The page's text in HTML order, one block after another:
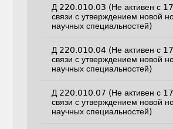
Д 220.010.03 (Не активен с
связи с утверждением новой
научных специальностей)
Д 220.010.04 (Не активен с
связи с утверждением новой
научных специальностей)
Д 220.010.07 (Не активен с
связи с утверждением новой
научных специальностей)